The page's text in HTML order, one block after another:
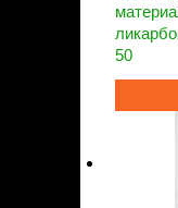
50